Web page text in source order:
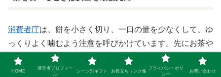
消費者庁は、餅を小さく切り、一口の量を少なくして、ゆ
っくりよく噛むよう注意を呼びかけています。先にお茶や
汁物で喉を潤すのは役立ちますが、噛まずに飲み物で流し
込むのは危険です。特に高齢の方が食べるときは、周囲が
HOME
運営者プロフィー
ル
シーン別ギフト お役立ちリンク集
プライバシーポリ
シー
お問い合わせ